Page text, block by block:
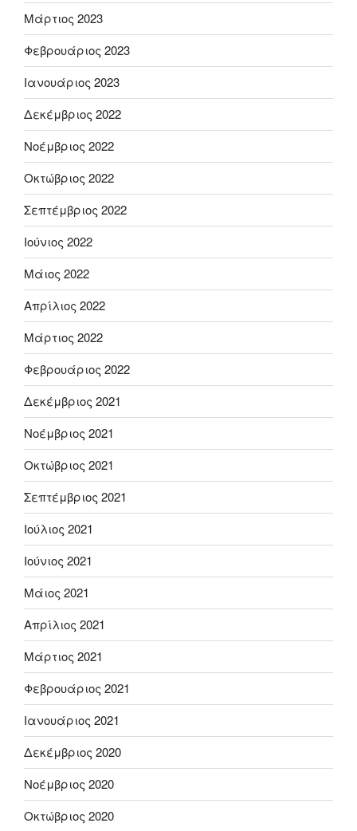
Μάρτιος 2023
Φεβρουάριος 2023
Ιανουάριος 2023
Δεκέμβριος 2022
Νοέμβριος 2022
Οκτώβριος 2022
Σεπτέμβριος 2022
Ιούνιος 2022
Μάιος 2022
Απρίλιος 2022
Μάρτιος 2022
Φεβρουάριος 2022
Δεκέμβριος 2021
Νοέμβριος 2021
Οκτώβριος 2021
Σεπτέμβριος 2021
Ιούλιος 2021
Ιούνιος 2021
Μάιος 2021
Απρίλιος 2021
Μάρτιος 2021
Φεβρουάριος 2021
Ιανουάριος 2021
Δεκέμβριος 2020
Νοέμβριος 2020
Οκτώβριος 2020